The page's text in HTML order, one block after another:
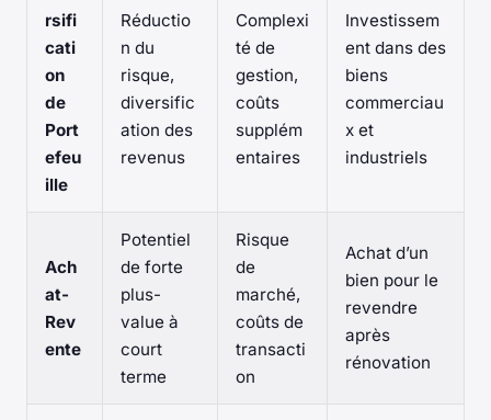
rsifi
cati
on
de
Port
efeu
ille
Réductio
n du
risque,
diversific
ation des
revenus
Complexi
té de
gestion,
coûts
supplém
entaires
Investissem
ent dans des
biens
commerciau
x et
industriels
Ach
at-
Rev
ente
Potentiel
de forte
plus-
value à
court
terme
Risque
de
marché,
coûts de
transacti
on
Achat d’un
bien pour le
revendre
après
rénovation